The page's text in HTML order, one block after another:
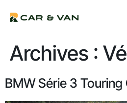
Archives :
BMW Série 3 Touring